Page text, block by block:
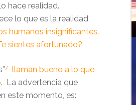
hace realidad.
lo que es la realidad,
humanos insignificantes.
sientes afortunado?
7 llaman bueno a lo que
. La advertencia que
este momento, es: